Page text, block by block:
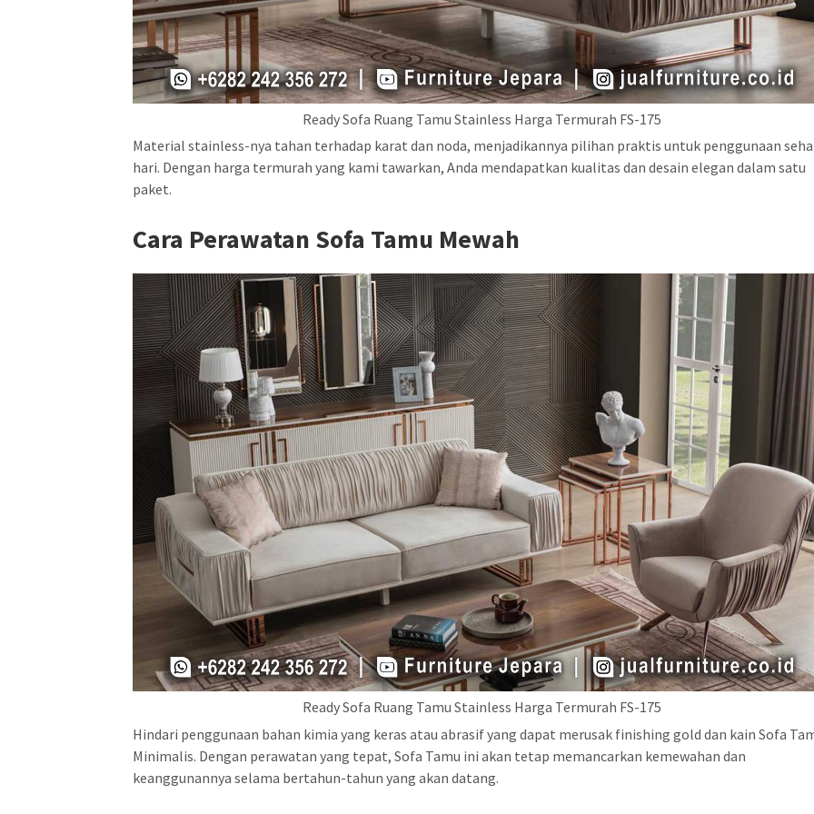
Ready Sofa Ruang Tamu Stainless Harga Termurah FS-175
Material stainless-nya tahan terhadap karat dan noda, menjadikannya pilihan praktis untuk penggunaan
hari. Dengan harga termurah yang kami tawarkan, Anda mendapatkan kualitas dan desain elegan dalam satu
paket.
Cara Perawatan Sofa Tamu Mewah
Ready Sofa Ruang Tamu Stainless Harga Termurah FS-175
Hindari penggunaan bahan kimia yang keras atau abrasif yang dapat merusak finishing gold dan kain Sofa
Minimalis. Dengan perawatan yang tepat, Sofa Tamu ini akan tetap memancarkan kemewahan dan
keanggunannya selama bertahun-tahun yang akan datang.